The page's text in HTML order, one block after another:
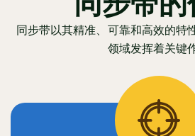
同步带以其精准、可靠和高效的特
领域发挥着关键